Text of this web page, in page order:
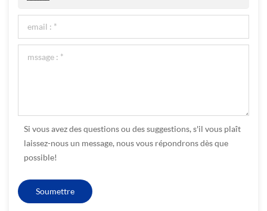
Si vous avez des questions ou des suggestions, s'il vous plaît
laissez-nous un message, nous vous répondrons dès que
possible!